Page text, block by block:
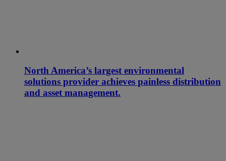
North America’s largest environmental
solutions provider achieves painless distribution
and asset management.